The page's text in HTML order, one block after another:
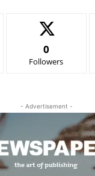
0
Followers
- Advertisement -